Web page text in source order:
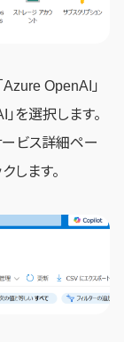
Azure OpenAI」
を選択します。
ビス詳細ペー
します。